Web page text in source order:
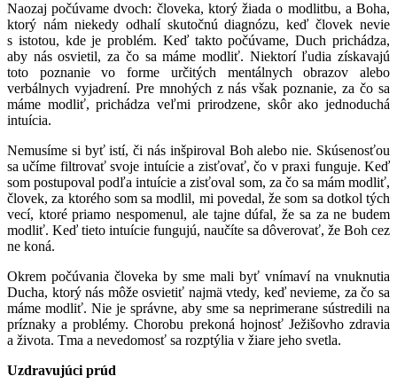
Naozaj počúvame dvoch: človeka, ktorý žiada o modlitbu, a Boha,
ktorý nám niekedy odhalí skutočnú diagnózu, keď človek nevie
s istotou, kde je problém. Keď takto počúvame, Duch prichádza,
aby nás osvietil, za čo sa máme modliť. Niektorí ľudia získavajú
toto poznanie vo forme určitých mentálnych obrazov alebo
verbálnych vyjadrení. Pre mnohých z nás však poznanie, za čo sa
máme modliť, prichádza veľmi prirodzene, skôr ako jednoduchá
intuícia.
Nemusíme si byť istí, či nás inšpiroval Boh alebo nie. Skúsenosťou
sa učíme filtrovať svoje intuície a zisťovať, čo v praxi funguje. Keď
som postupoval podľa intuície a zisťoval som, za čo sa mám modliť,
človek, za ktorého som sa modlil, mi povedal, že som sa dotkol tých
vecí, ktoré priamo nespomenul, ale tajne dúfal, že sa za ne budem
modliť. Keď tieto intuície fungujú, naučíte sa dôverovať, že Boh cez
ne koná.
Okrem počúvania človeka by sme mali byť vnímaví na vnuknutia
Ducha, ktorý nás môže osvietiť najmä vtedy, keď nevieme, za čo sa
máme modliť. Nie je správne, aby sme sa neprimerane sústredili na
príznaky a problémy. Chorobu prekoná hojnosť Ježišovho zdravia
a života. Tma a nevedomosť sa rozptýlia v žiare jeho svetla.
Uzdravujúci prúd